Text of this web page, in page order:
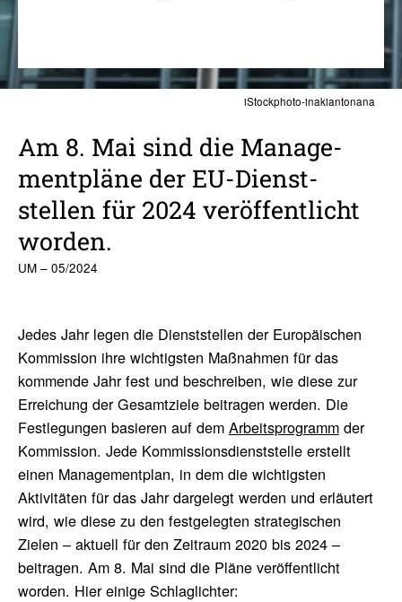
iStockphoto-inakiantonana
Am 8. Mai sind die Manage­
ment­pläne der EU-Dienst­
stellen für 2024 veröf­fent­licht
worden.
UM – 05/2024
Jedes Jahr legen die Dienststellen der Europäischen
Kommission ihre wichtigsten Maßnahmen für das
kommende Jahr fest und beschreiben, wie diese zur
Erreichung der Gesamtziele beitragen werden. Die
Festlegungen basieren auf dem Arbeitsprogrammder
Kommission. Jede Kommissionsdienststelle erstellt
einen Managementplan, in dem die wichtigsten
Aktivitäten für das Jahr dargelegt werden und erläutert
wird, wie diese zu den festgelegten strategischen
Zielen – aktuell für den Zeitraum 2020 bis 2024 –
beitragen. Am 8. Mai sind die Pläne veröffentlicht
worden. Hier einige Schlaglichter: